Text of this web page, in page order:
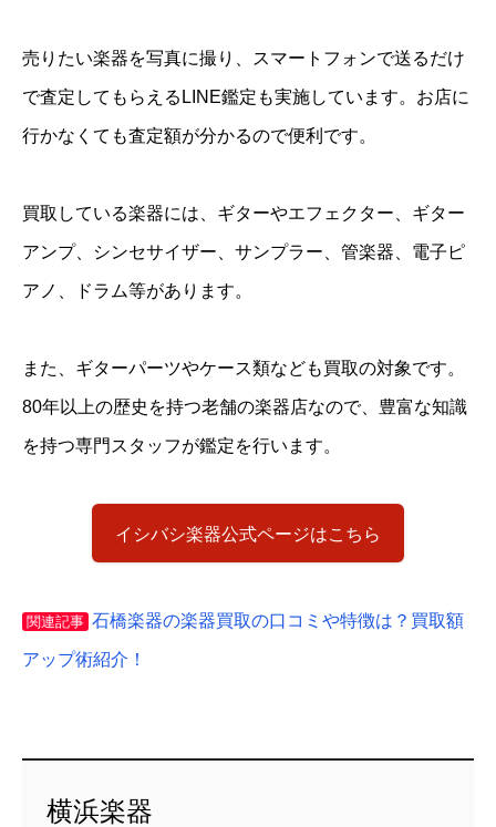
売りたい楽器を写真に撮り、スマートフォンで送るだけ
で査定してもらえるLINE鑑定も実施しています。お店に
行かなくても査定額が分かるので便利です。
買取している楽器には、ギターやエフェクター、ギター
アンプ、シンセサイザー、サンプラー、管楽器、電子ピ
アノ、ドラム等があります。
また、ギターパーツやケース類なども買取の対象です。
80年以上の歴史を持つ老舗の楽器店なので、豊富な知識
を持つ専門スタッフが鑑定を行います。
イシバシ楽器公式ページはこちら
関連記事 石橋楽器の楽器買取の口コミや特徴は？買取額
アップ術紹介！
横浜楽器